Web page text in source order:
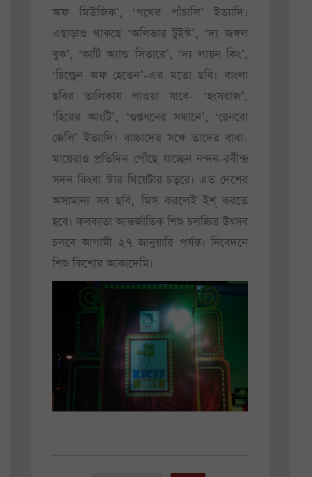
অফ মিউজিক’, ‘পথের পাঁচালি’ ইত্যাদি।
এছাড়াও থাকছে ‘অলিভার টুইস্ট’, ‘দ্য জঙ্গল
বুক’, ‘কাটি অ্যান্ড সিতারে’, ‘দ্য লায়ন কিং’,
‘চিল্ড্রেন অফ হেভেন’-এর মতো ছবি। বাংলা
ছবির তালিকায় পাওয়া যাবে- ‘হংসরাজ’,
‘হিরের আংটি’, ‘গুপ্তধনের সন্ধানে’, ‘রেনবো
জেলি’ ইত্যাদি। বাচ্চাদের সঙ্গে তাদের বাবা-
মায়েরাও প্রতিদিন পৌঁছে যাচ্ছেন নন্দন-রবীন্দ্র
সদন কিংবা স্টার থিয়েটার চত্বরে। এত দেশের
অসামান্য সব ছবি, মিস করলেই ইশ্‌ করতে
হবে। কলকাতা আন্তর্জাতিক শিশু চলচ্চিত্র উৎসব
চলবে আগামী ২৭ জানুয়ারি পর্যন্ত। নিবেদনে
শিশু কিশোর আকাদেমি।